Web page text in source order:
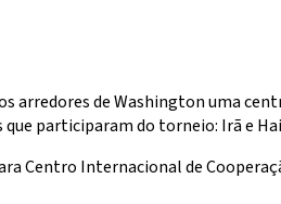
arredores de Washington uma
que participaram do torneio: Irã e
Centro Internacional de